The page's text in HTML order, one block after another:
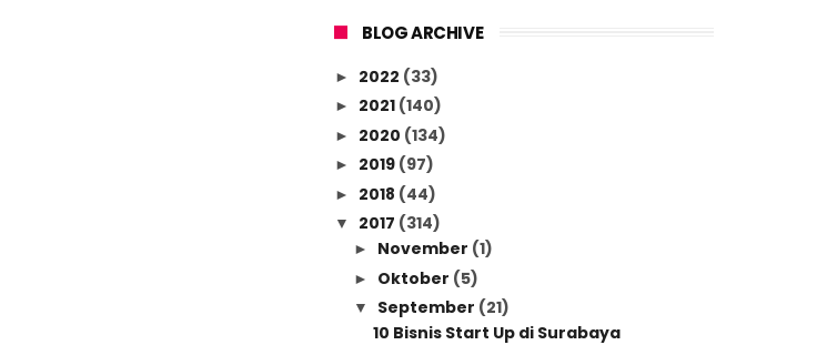
BLOG ARCHIVE
► 2022 (33)
► 2021 (140)
► 2020 (134)
► 2019 (97)
► 2018 (44)
▼ 2017 (314)
► November (1)
► Oktober (5)
▼ September (21)
10 Bisnis Start Up di Surabaya